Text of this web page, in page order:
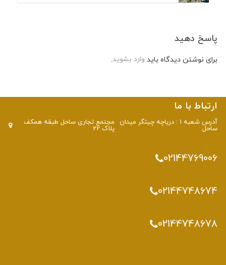
پاسخ دهید
برای نوشتن دیدگاه بایدوارد بشوید.
ارتباط با ما
آدرس شعبه 1 : دریاچه چیتگر میدان
ساحل
مجتمع تجاری ساحل طبقه همکف
پلاک 22
02144769006
02144748674
02144748678